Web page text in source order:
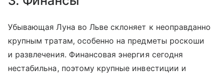
Убывающая Луна во Льве склоняет к неоправданно
крупным тратам, особенно на предметы роскоши
и развлечения. Финансовая энергия сегодня
нестабильна, поэтому крупные инвестиции и